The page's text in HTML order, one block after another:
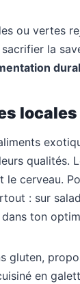
ou vertes
la
qualités.
cerveau.
: sur
ton
gluten,
en